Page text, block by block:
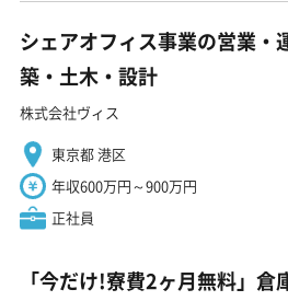
シェアオフィス事業の営業・
築・土木・設計
株式会社ヴィス
東京都 港区
年収600万円～900万円
正社員
「今だけ!寮費2ヶ月無料」